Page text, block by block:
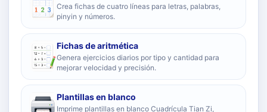
Crea fichas de cuatro líneas para letras, palabras,
pinyin y números.
Fichas de aritmética
Genera ejercicios diarios por tipo y cantidad para
mejorar velocidad y precisión.
Plantillas en blanco
Imprime plantillas en blanco Cuadrícula Tian Zi,